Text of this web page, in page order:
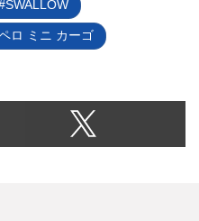
う。
SWALLOW
ロ ミニ カーゴ